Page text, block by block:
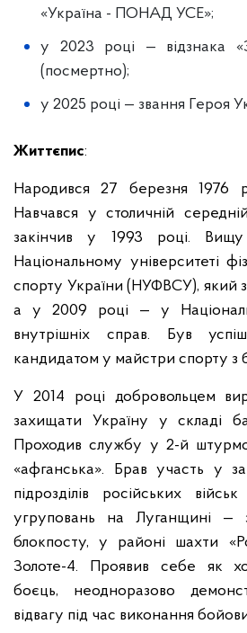
«Україна - ПОНАД УСЕ»;
у 2023 році — відзнака
(посмертно);
у 2025 році — звання Героя
Життєпис:
Народився 27 березня 1976
Навчався у столичній
закінчив у 1993 році.
Національному університеті
спорту України (НУФВСУ), який
а у 2009 році — у
внутрішніх справ. Був
кандидатом у майстри спорту з
У 2014 році добровольцем
захищати Україну у складі
Проходив службу у 2-й
«афганська». Брав участь у
підрозділів російських
угруповань на Луганщині —
блокпосту, у районі шахти
Золоте-4. Проявив себе як
боєць, неодноразово
відвагу під час виконання